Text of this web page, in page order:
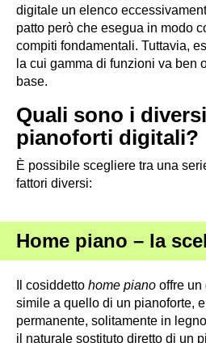
digitale un elenco
patto però che esegua in modo
compiti fondamentali. Tuttavia,
la cui gamma di funzioni va ben
base.
Quali sono i
pianoforti digitali?
È possibile scegliere tra una
fattori diversi:
Home piano – la
Il cosiddetto home piano offre un
simile a quello di un pianoforte,
permanente, solitamente in
il naturale sostituto diretto di un